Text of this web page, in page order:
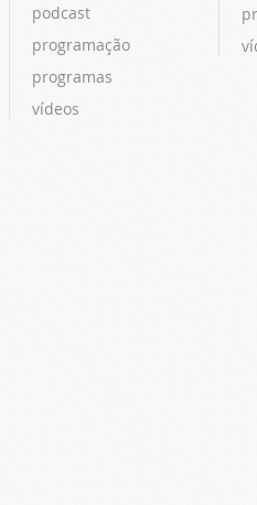
podcast
programação
programas
vídeos